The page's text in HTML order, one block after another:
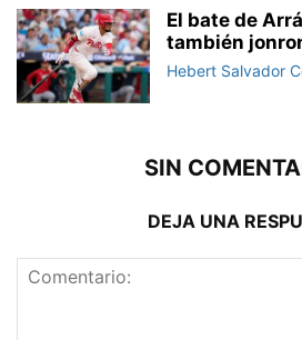
El bate de
también
Hebert Salvador
SIN
DEJA UNA